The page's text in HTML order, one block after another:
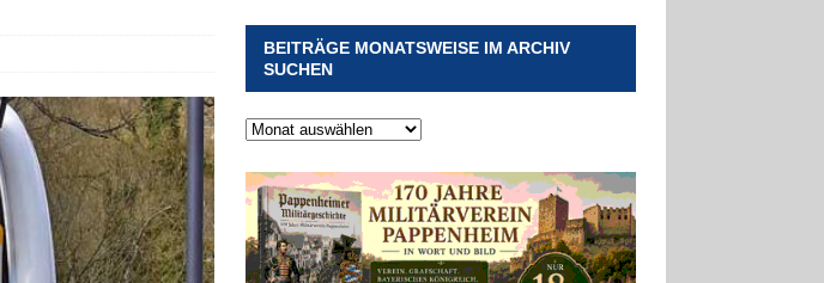
Marsch für Hubert
in
BEITRÄGE MONATSWEISE IM ARCHIV
SUCHEN